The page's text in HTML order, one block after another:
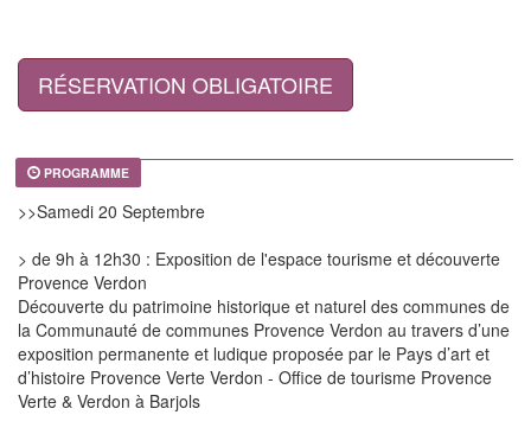
RÉSERVATION OBLIGATOIRE
PROGRAMME
>>Samedi 20 Septembre
> de 9h à 12h30 : Exposition de l'espace tourisme et découverte
Provence Verdon
Découverte du patrimoine historique et naturel des communes de
la Communauté de communes Provence Verdon au travers d’une
exposition permanente et ludique proposée par le Pays d’art et
d’histoire Provence Verte Verdon - Office de tourisme Provence
Verte & Verdon à Barjols